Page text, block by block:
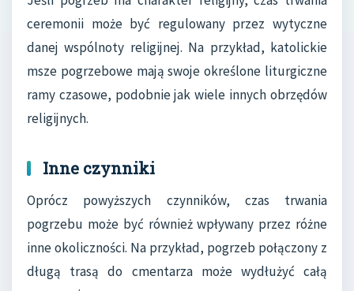
ceremonii może być regulowany przez wytyczne
danej wspólnoty religijnej. Na przykład, katolickie
msze pogrzebowe mają swoje określone liturgiczne
ramy czasowe, podobnie jak wiele innych obrzędów
religijnych.
Inne czynniki
Oprócz powyższych czynników, czas trwania
pogrzebu może być również wpływany przez różne
inne okoliczności. Na przykład, pogrzeb połączony z
długą trasą do cmentarza może wydłużyć całą